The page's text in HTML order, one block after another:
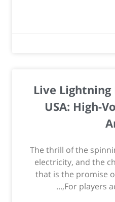
Live
USA: High-
The thrill of the
electricity, and the
that is the promise
For players